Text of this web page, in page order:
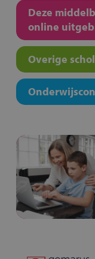
Deze
online
Overige